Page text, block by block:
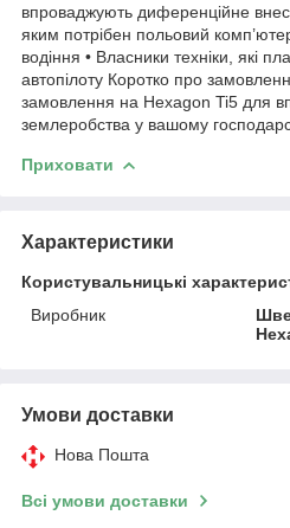
впроваджують диференційне
яким потрібен польовий
водіння • Власники техніки, які
автопілоту Коротко про
замовлення на Hexagon Ti5 для
землеробства у вашому
Приховати
Характеристики
Користувальницькі
Виробник
Умови доставки
Нова Пошта
Всі умови доставки